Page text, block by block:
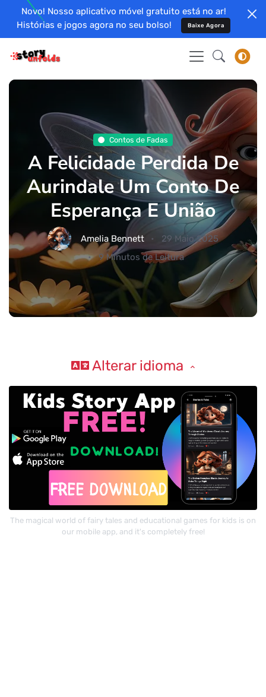
Novo! Nosso aplicativo móvel gratuito está no ar!
Histórias e jogos agora no seu bolso!
Baixe Agora
Contos de Fadas
A Felicidade Perdida De
Aurindale Um Conto De
Esperança E União
Amelia Bennett
29 Maio 2025
9 Minutos de Leitura
Alterar idioma
The magical world of fairy tales and educational games for kids is on
our mobile app, and it's completely free!